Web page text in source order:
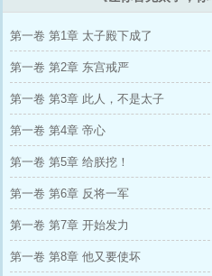
第一卷 第1章 太子殿下成了
第一卷 第2章 东宫戒严
第一卷 第3章 此人，不是太子
第一卷 第4章 帝心
第一卷 第5章 给朕挖！
第一卷 第6章 反将一军
第一卷 第7章 开始发力
第一卷 第8章 他又要使坏